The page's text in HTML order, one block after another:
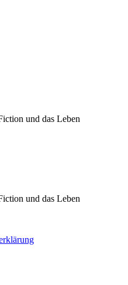
und das Leben
und das Leben